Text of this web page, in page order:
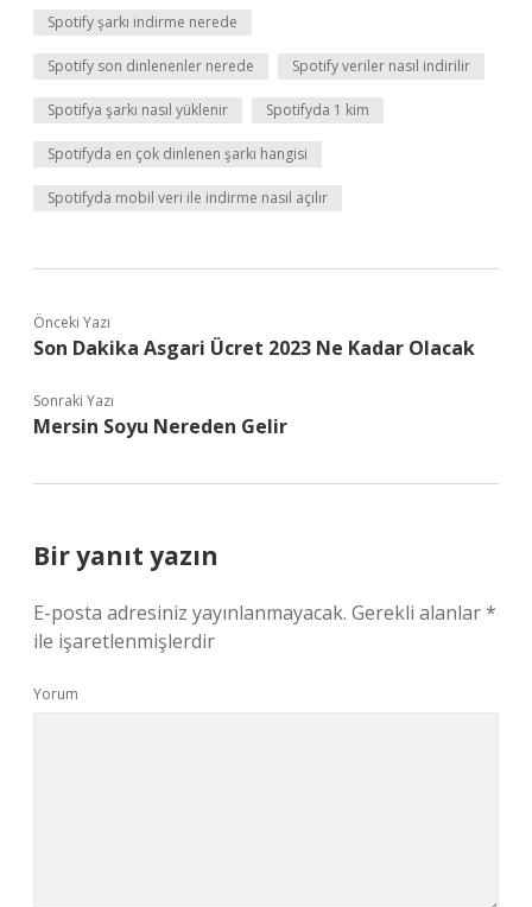
Spotify şarkı indirme nerede
Spotify son dinlenenler nerede Spotify veriler nasıl indirilir
Spotifya şarkı nasıl yüklenir Spotifyda 1 kim
Spotifyda en çok dinlenen şarkı hangisi
Spotifyda mobil veri ile indirme nasıl açılır
Önceki Yazı
Son Dakika Asgari Ücret 2023 Ne Kadar Olacak
Sonraki Yazı
Mersin Soyu Nereden Gelir
Bir yanıt yazın
E-posta adresiniz yayınlanmayacak. Gerekli alanlar*
ile işaretlenmişlerdir
Yorum